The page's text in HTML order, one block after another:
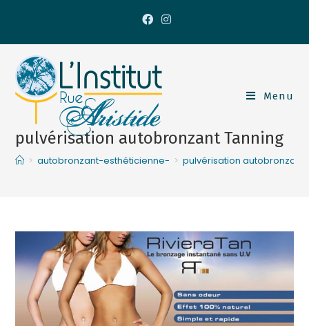
Menu
pulvérisation autobronzant Tanning
> autobronzant-esthéticienne- > pulvérisation autobronzant